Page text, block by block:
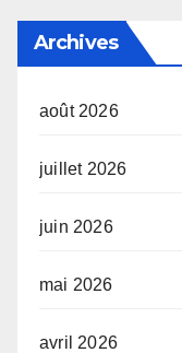
Archives
août 2026
juillet 2026
juin 2026
mai 2026
avril 2026